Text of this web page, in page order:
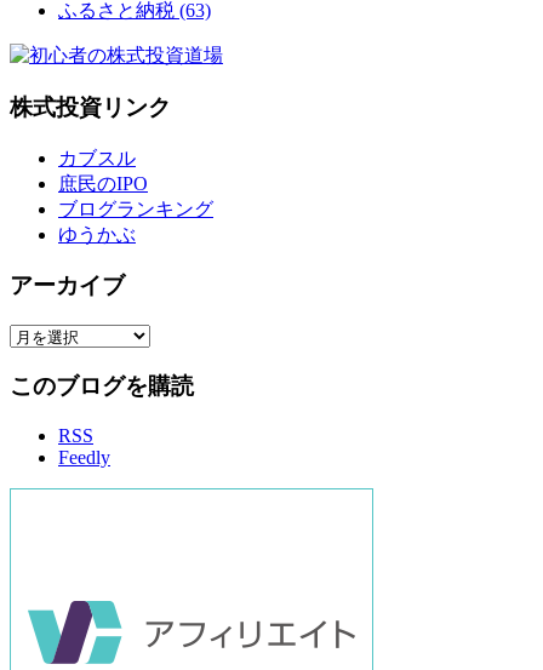
ふるさと納税 (63)
株式投資リンク
カブスル
庶民のIPO
ブログランキング
ゆうかぶ
アーカイブ
ア
カ
このブログを購読
RSS
Feedly